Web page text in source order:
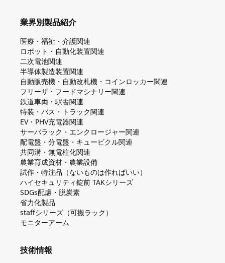
業界別製品紹介
医療・福祉・介護関連
ロボット・自動化装置関連
二次電池関連
半導体製造装置関連
自動販売機・自動改札機・コインロッカー関連
フリーザ・フードマシナリー関連
鉄道車両・駅舎関連
特装・バス・トラック関連
EV・PHV充電器関連
サーバラック・エンクロージャー関連
配電盤・分電盤・キュービクル関連
共同溝・無電柱化関連
農業育成資材・農業設備
試作・特注品（ないものは作ればいい）
ハイセキュリティ錠前 TAKシリーズ
SDGs配慮・脱炭素
省力化製品
staffシリーズ（可搬ラック）
モニターアーム
技術情報